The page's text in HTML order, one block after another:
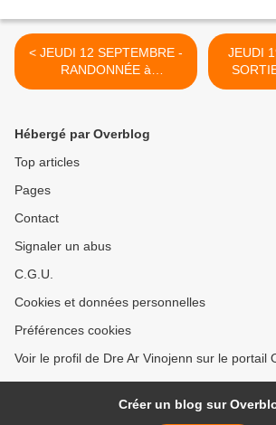
< JEUDI 12 SEPTEMBRE -
RANDONNÉE à
TREMEVEN
JEUDI
Hébergé par Overblog
Top articles
Pages
Contact
Signaler un abus
C.G.U.
Cookies et données personnelles
Préférences cookies
Voir le profil de Dre Ar Vinojenn sur le portail
Créer un blog sur